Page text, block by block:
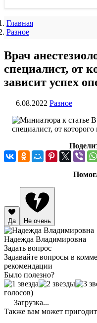
Главная
Разное
Врач
специалист, от
зависит успех
6.08.2022 Разное
Да Не очень
Надежда Владимировна
Задать вопрос
Задавайте вопросы в
рекомендации
Было полезно?
голосов)
Загрузка...
Также вам может